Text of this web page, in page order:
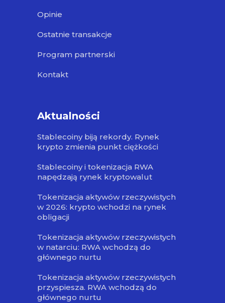
Opinie
Ostatnie transakcje
Program partnerski
Kontakt
Aktualności
Stablecoiny biją rekordy. Rynek
krypto zmienia punkt ciężkości
Stablecoiny i tokenizacja RWA
napędzają rynek kryptowalut
Tokenizacja aktywów rzeczywistych
w 2026: krypto wchodzi na rynek
obligacji
Tokenizacja aktywów rzeczywistych
w natarciu: RWA wchodzą do
głównego nurtu
Tokenizacja aktywów rzeczywistych
przyspiesza. RWA wchodzą do
głównego nurtu